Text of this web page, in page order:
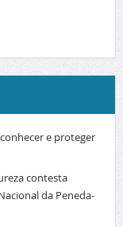
e proteger
contesta
da Peneda-